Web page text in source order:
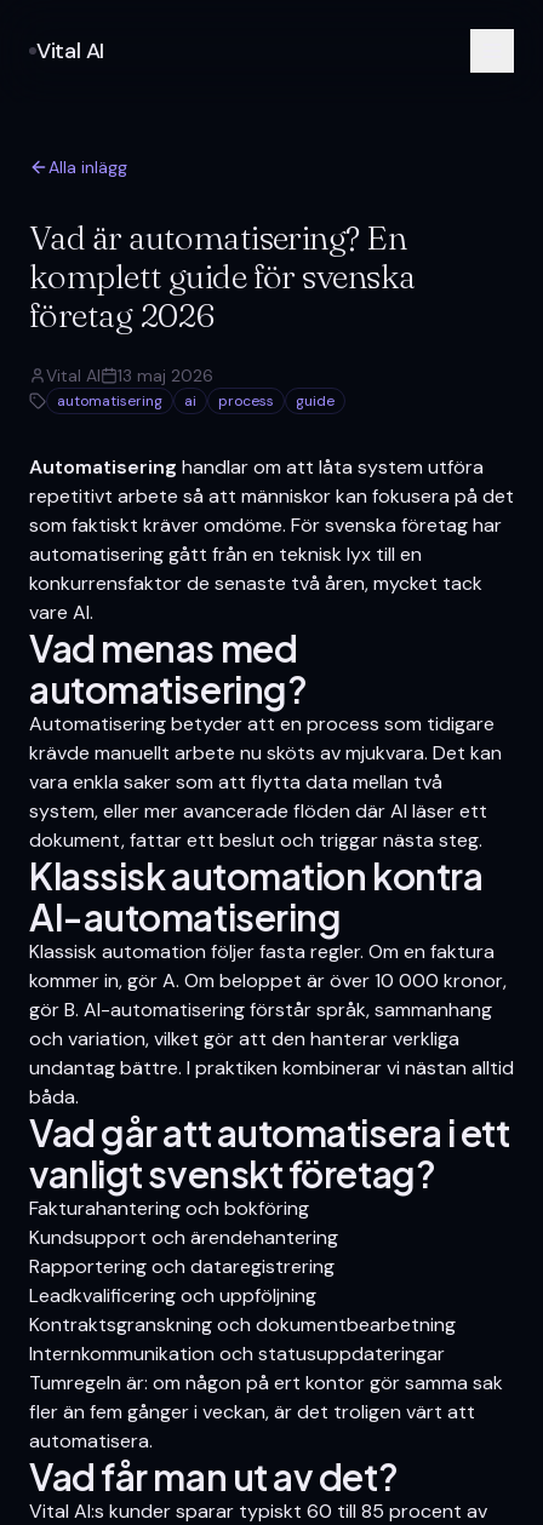
Vital AI
Alla inlägg
Vad är automatisering? En
komplett guide för svenska
företag 2026
Vital AI 13 maj 2026
automatisering ai process guide
Automatisering handlar om att låta system utföra
repetitivt arbete så att människor kan fokusera på det
som faktiskt kräver omdöme. För svenska företag har
automatisering gått från en teknisk lyx till en
konkurrensfaktor de senaste två åren, mycket tack
vare AI.
Vad menas med
automatisering?
Automatisering betyder att en process som tidigare
krävde manuellt arbete nu sköts av mjukvara. Det kan
vara enkla saker som att flytta data mellan två
system, eller mer avancerade flöden där AI läser ett
dokument, fattar ett beslut och triggar nästa steg.
Klassisk automation kontra
AI-automatisering
Klassisk automation följer fasta regler. Om en faktura
kommer in, gör A. Om beloppet är över 10 000 kronor,
gör B. AI-automatisering förstår språk, sammanhang
och variation, vilket gör att den hanterar verkliga
undantag bättre. I praktiken kombinerar vi nästan alltid
båda.
Vad går att automatisera i ett
vanligt svenskt företag?
Fakturahantering och bokföring
Kundsupport och ärendehantering
Rapportering och dataregistrering
Leadkvalificering och uppföljning
Kontraktsgranskning och dokumentbearbetning
Internkommunikation och statusuppdateringar
Tumregeln är: om någon på ert kontor gör samma sak
fler än fem gånger i veckan, är det troligen värt att
automatisera.
Vad får man ut av det?
Vital AI:s kunder sparar typiskt 60 till 85 procent av